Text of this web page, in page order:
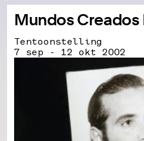
Mundos Creados
Tentoonstelling
7 sep - 12 okt 2002